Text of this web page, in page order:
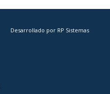
Desarrollado por RP Sistemas